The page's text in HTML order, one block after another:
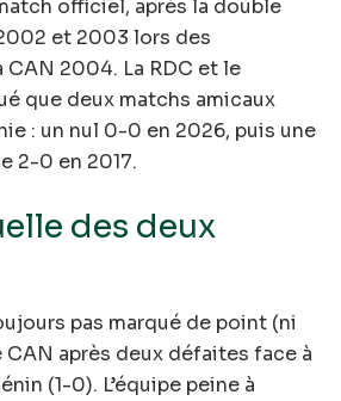
officiel, après la double
et 2003 lors des
2004. La RDC et le
que deux matchs amicaux
: un nul 0-0 en 2026, puis une
2-0 en 2017.
des deux
pas marqué de point (ni
après deux défaites face à
(1-0). L’équipe peine à